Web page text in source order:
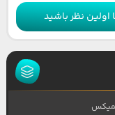
نظر باشید